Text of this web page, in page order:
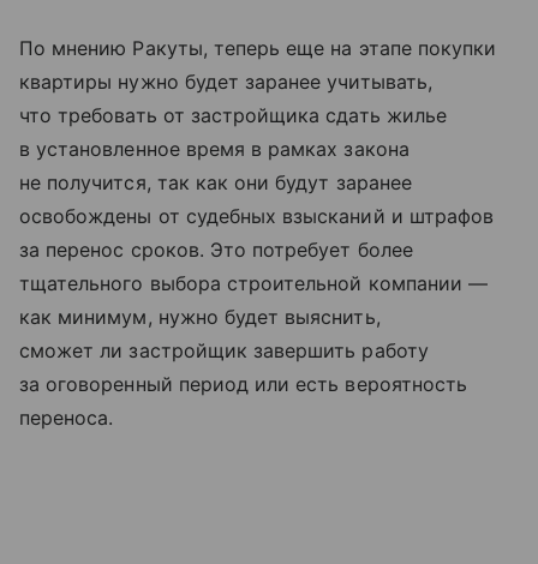
По мнению Ракуты, теперь еще на этапе покупки
квартиры нужно будет заранее учитывать,
что требовать от застройщика сдать жилье
в установленное время в рамках закона
не получится, так как они будут заранее
освобождены от судебных взысканий и штрафов
за перенос сроков. Это потребует более
тщательного выбора строительной компании —
как минимум, нужно будет выяснить,
сможет ли застройщик завершить работу
за оговоренный период или есть вероятность
переноса.